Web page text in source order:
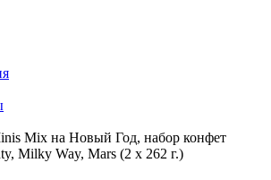
Mix на Новый Год, набор конфет
Milky Way, Mars (2 х 262 г.)